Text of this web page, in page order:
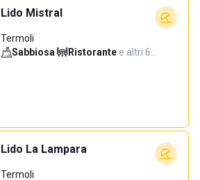
Lido Mistral
Termoli
Sabbiosa· Ristorante·e altri 6…
Lido La Lampara
Termoli